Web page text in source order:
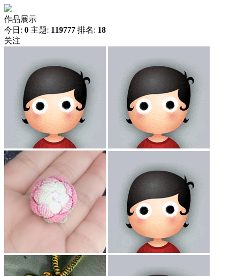
作品展示
今日: 0 主题: 119777 排名: 18
关注